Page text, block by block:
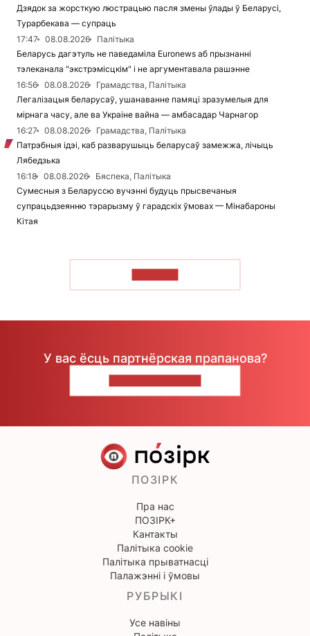
Дзядок за жорсткую люстрацыю пасля змены ўлады ў Беларусі,
Турарбекава — супраць
17:47
08.08.2026
Палітыка
Беларусь дагэтуль не паведаміла Euronews аб прызнанні
тэлеканала "экстрэмісцкім" і не аргументавала рашэнне
16:56
08.08.2026
Грамадства, Палітыка
Легалізацыя беларусаў, ушанаванне памяці зразумелыя для
мірнага часу, але ва Украіне вайна — амбасадар Чарнагор
16:27
08.08.2026
Грамадства, Палітыка
Патрэбныя ідэі, каб разварушыць беларусаў замежжа, лічыць
Лябедзька
16:18
08.08.2026
Бяспека, Палітыка
Сумесныя з Беларуссю вучэнні будуць прысвечаныя
супрацьдзеянню тэрарызму ў гарадскіх ўмовах — Мінабароны
Кітая
У вас ёсць партнёрская прапанова?
ПОЗІРК
Пра нас
ПОЗІРК+
Кантакты
Палітыка cookie
Палітыка прыватнасці
Палажэнні і ўмовы
РУБРЫКІ
Усе навіны